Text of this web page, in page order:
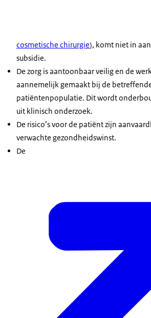
cosmetische chirurgie), komt niet in
subsidie.
De zorg is aantoonbaar veilig en de
aannemelijk gemaakt bij de
patiëntenpopulatie. Dit wordt
uit klinisch onderzoek.
De risico’s voor de patiënt zijn
verwachte gezondheidswinst.
De